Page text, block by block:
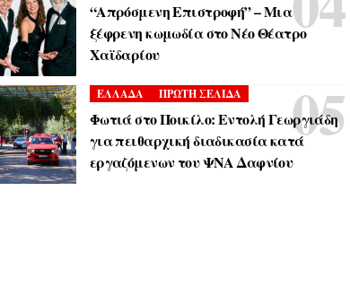
“Απρόσμενη Επιστροφή” – Μια
ξέφρενη κωμωδία στο Νέο Θέατρο
Χαϊδαρίου
ΕΛΛΑΔΑ ΠΡΩΤΗ ΣΕΛΙΔΑ
Φωτιά στο Ποικίλο: Εντολή Γεωργιάδη
για πειθαρχική διαδικασία κατά
εργαζόμενων του ΨΝΑ Δαφνίου